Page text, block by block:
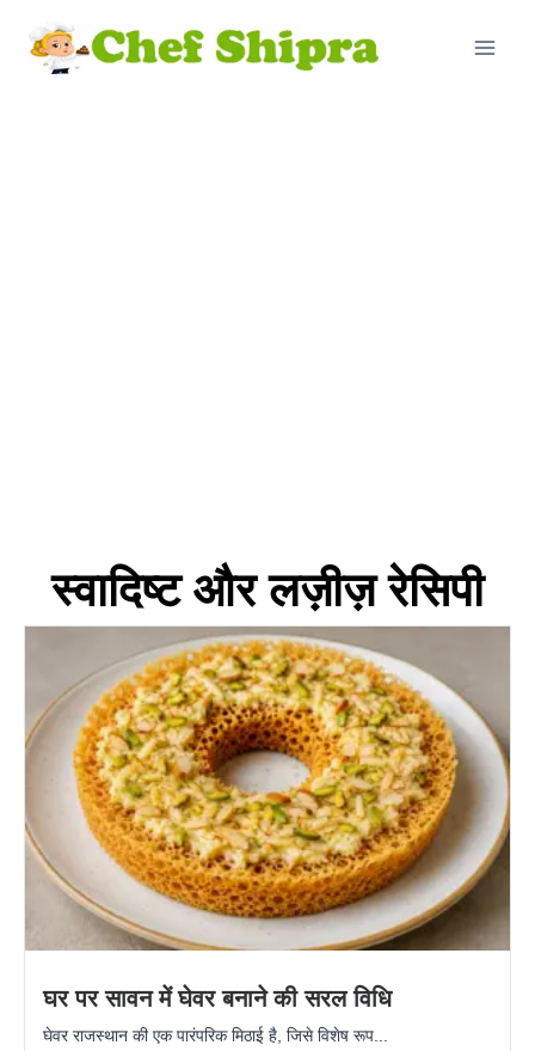
स्वादिष्ट और लज़ीज़ रेसिपी
घर पर सावन में घेवर बनाने की सरल विधि
घेवर राजस्थान की एक पारंपरिक मिठाई है, जिसे विशेष रूप...